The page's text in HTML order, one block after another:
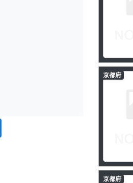
京都府
京都府